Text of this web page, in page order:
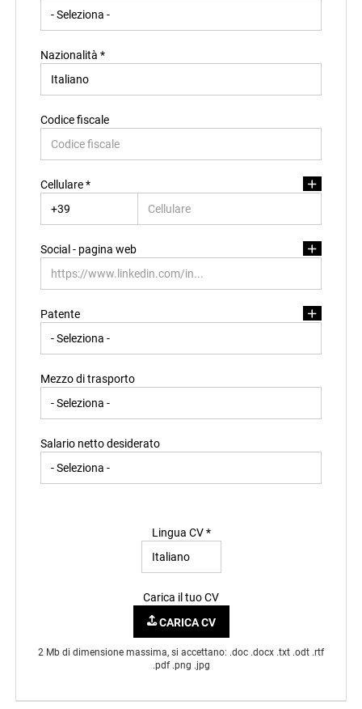
Regione di residenza *
Provincia di residenza
CAP di residenza
Indirizzo di residenza
Nazionalità *
Codice fiscale
Cellulare *
Social - pagina web
Patente
Mezzo di trasporto
Salario netto desiderato
Lingua CV *
Carica il tuo CV
CARICA CV
2 Mb di dimensione massima, si accettano: .doc .docx .txt .odt .rtf
.pdf .png .jpg